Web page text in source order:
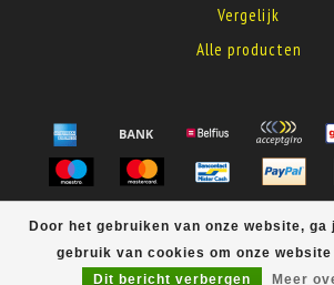
Door het gebruiken van onze website,
gebruik van cookies om onze
Dit bericht verbergen
Meer
Vergelijk
Alle producten
© Copyright 2026